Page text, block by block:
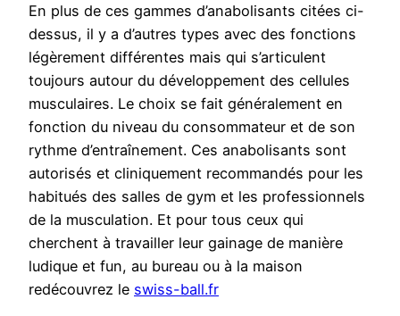
En plus de ces gammes d’anabolisants citées ci-
dessus, il y a d’autres types avec des fonctions
légèrement différentes mais qui s’articulent
toujours autour du développement des cellules
musculaires. Le choix se fait généralement en
fonction du niveau du consommateur et de son
rythme d’entraînement. Ces anabolisants sont
autorisés et cliniquement recommandés pour les
habitués des salles de gym et les professionnels
de la musculation. Et pour tous ceux qui
cherchent à travailler leur gainage de manière
ludique et fun, au bureau ou à la maison
redécouvrez le swiss-ball.fr